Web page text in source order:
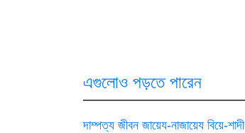
এগুলোও পড়তে পারেন
দাম্পত্য জীবন জায়েয-নাজায়েয বিয়ে-শাদী